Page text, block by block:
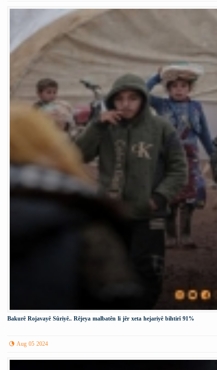
Bakurê Rojavayê Sûriyê.. Rêjeya malbatên li jêr xeta hejariyê bihtirî 91%
Aug 05 2024